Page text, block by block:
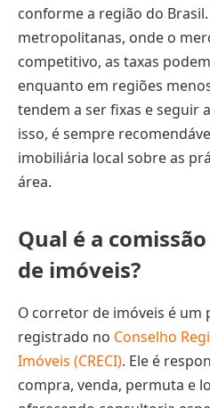
conforme a região do
metropolitanas, onde o
competitivo, as taxas
enquanto em regiões
tendem a ser fixas e seguir
isso, é sempre
imobiliária local sobre as
área.
Qual é a
de imóveis?
O corretor de imóveis é um
registrado no Conselho
Imóveis (CRECI). Ele é
compra, venda, permuta e